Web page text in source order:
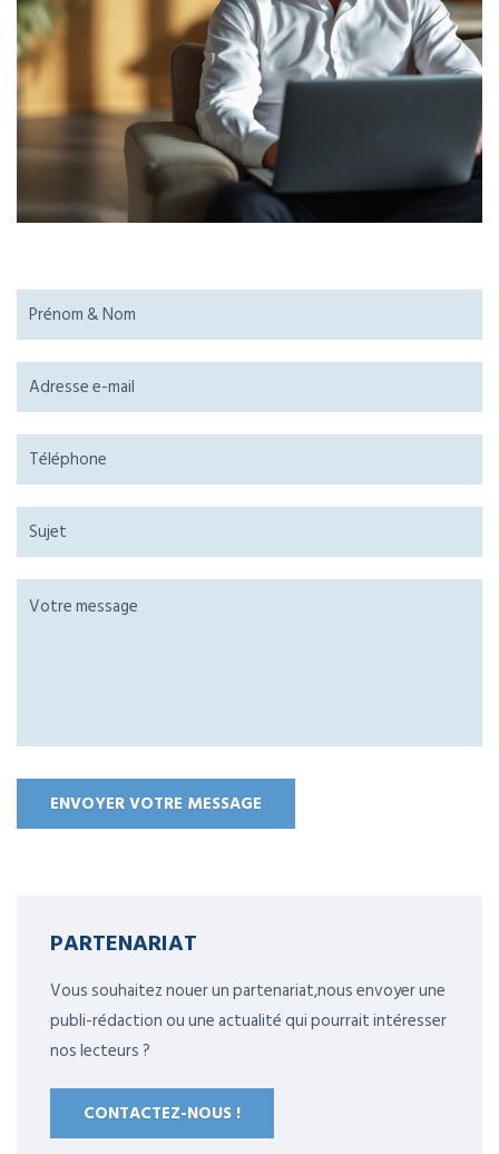
PARTENARIAT
Vous souhaitez nouer un partenariat,nous envoyer une
publi-rédaction ou une actualité qui pourrait intéresser
nos lecteurs ?
CONTACTEZ-NOUS !